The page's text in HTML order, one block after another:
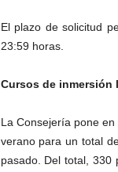
El plazo de solicitud
23:59 horas.
Cursos de inmersión
La Consejería pone
verano para un total
pasado. Del total, 330